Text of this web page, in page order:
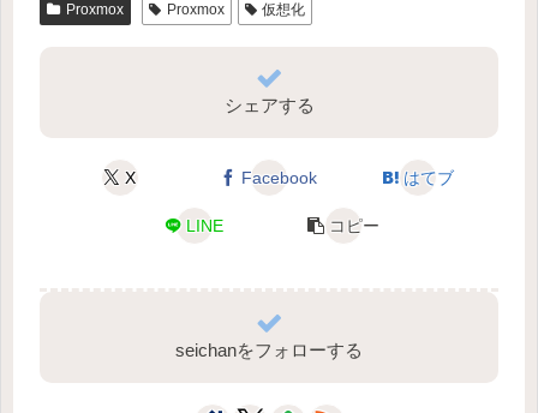
Proxmox Proxmox 仮想化
シェアする
X Facebook はてブ
LINE コピー
seichanをフォローする